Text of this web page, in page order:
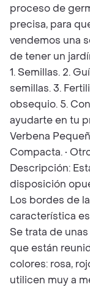
proceso de
precisa, para
vendemos una
de tener un
1. Semillas. 2.
semillas. 3.
obsequio. 5.
ayudarte en tu
Verbena
Compacta. •
Descripción:
disposición
Los bordes de
característica
Se trata de
que están
colores: rosa,
utilicen muy a